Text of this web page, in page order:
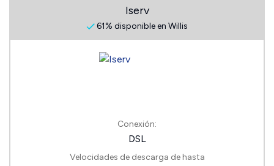
Iserv
61% disponible en Willis
Conexión:
DSL
Velocidades de descarga de hasta